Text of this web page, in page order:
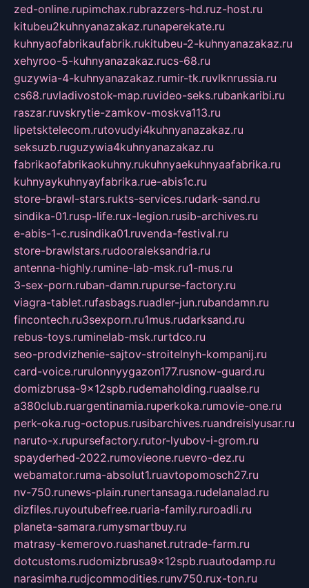
zed-online.rupimchax.rubrazzers-hd.ruz-host.ru
kitubeu2kuhnyanazakaz.runaperekate.ru
kuhnyaofabrikaufabrik.rukitubeu-2-kuhnyanazakaz.ru
xehyroo-5-kuhnyanazakaz.rucs-68.ru
guzywia-4-kuhnyanazakaz.rumir-tk.ruvlknrussia.ru
cs68.ruvladivostok-map.ruvideo-seks.rubankaribi.ru
raszar.ruvskrytie-zamkov-moskva113.ru
lipetsktelecom.rutovudyi4kuhnyanazakaz.ru
seksuzb.ruguzywia4kuhnyanazakaz.ru
fabrikaofabrikaokuhny.rukuhnyaekuhnyaafabrika.ru
kuhnyaykuhnyayfabrika.rue-abis1c.ru
store-brawl-stars.rukts-services.rudark-sand.ru
sindika-01.rusp-life.rux-legion.rusib-archives.ru
e-abis-1-c.rusindika01.ruvenda-festival.ru
store-brawlstars.rudooraleksandria.ru
antenna-highly.rumine-lab-msk.ru1-mus.ru
3-sex-porn.ruban-damn.rupurse-factory.ru
viagra-tablet.rufasbags.ruadler-jun.rubandamn.ru
fincontech.ru3sexporn.ru1mus.rudarksand.ru
rebus-toys.ruminelab-msk.rurtdco.ru
seo-prodvizhenie-sajtov-stroitelnyh-kompanij.ru
card-voice.rurulonnyygazon177.rusnow-guard.ru
domizbrusa-9x12spb.rudemaholding.ruaalse.ru
a380club.ruargentinamia.ruperkoka.rumovie-one.ru
perk-oka.rug-octopus.rusibarchives.ruandreislyusar.ru
naruto-x.rupursefactory.rutor-lyubov-i-grom.ru
spayderhed-2022.rumovieone.ruevro-dez.ru
webamator.ruma-absolut1.ruavtopomosch27.ru
nv-750.runews-plain.runertansaga.rudelanalad.ru
dizfiles.ruyoutubefree.ruaria-family.ruroadli.ru
planeta-samara.rumysmartbuy.ru
matrasy-kemerovo.ruashanet.rutrade-farm.ru
dotcustoms.rudomizbrusa9x12spb.ruautodamp.ru
narasimha.rudjcommodities.runv750.rux-ton.ru